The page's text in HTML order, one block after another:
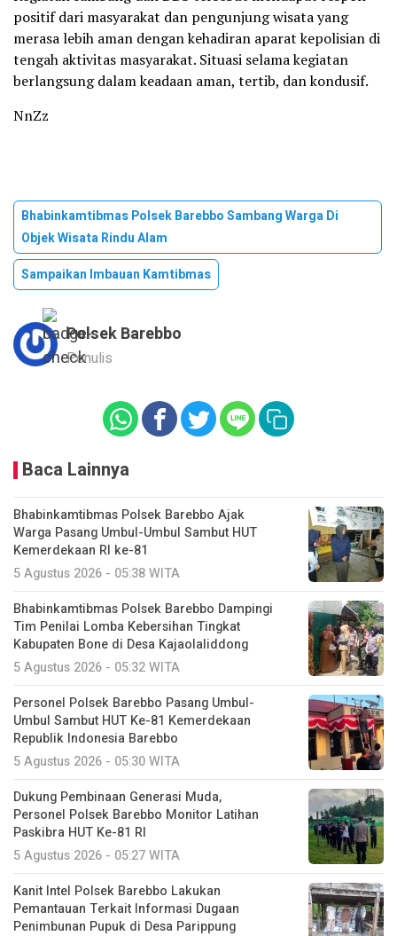
positif dari masyarakat dan pengunjung wisata yang
merasa lebih aman dengan kehadiran aparat kepolisian di
tengah aktivitas masyarakat. Situasi selama kegiatan
berlangsung dalam keadaan aman, tertib, dan kondusif.
NnZz
Bhabinkamtibmas Polsek Barebbo Sambang Warga Di
Objek Wisata Rindu Alam
Sampaikan Imbauan Kamtibmas
Polsek Barebbo
Penulis
Baca Lainnya
Bhabinkamtibmas Polsek Barebbo Ajak
Warga Pasang Umbul-Umbul Sambut HUT
Kemerdekaan RI ke-81
5 Agustus 2026 - 05:38 WITA
Bhabinkamtibmas Polsek Barebbo Dampingi
Tim Penilai Lomba Kebersihan Tingkat
Kabupaten Bone di Desa Kajaolaliddong
5 Agustus 2026 - 05:32 WITA
Personel Polsek Barebbo Pasang Umbul-
Umbul Sambut HUT Ke-81 Kemerdekaan
Republik Indonesia Barebbo
5 Agustus 2026 - 05:30 WITA
Dukung Pembinaan Generasi Muda,
Personel Polsek Barebbo Monitor Latihan
Paskibra HUT Ke-81 RI
5 Agustus 2026 - 05:27 WITA
Kanit Intel Polsek Barebbo Lakukan
Pemantauan Terkait Informasi Dugaan
Penimbunan Pupuk di Desa Parippung